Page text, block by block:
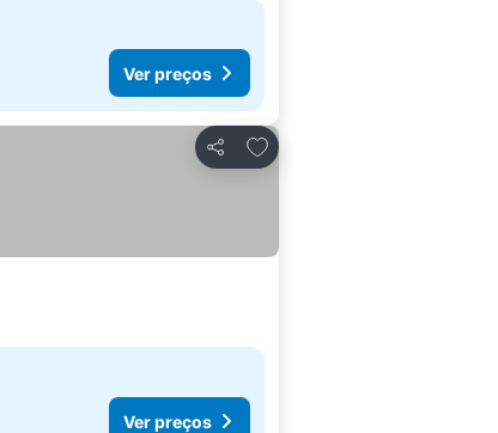
Ver preços
Partilhar
Adicionar aos favoritos
Ver preços